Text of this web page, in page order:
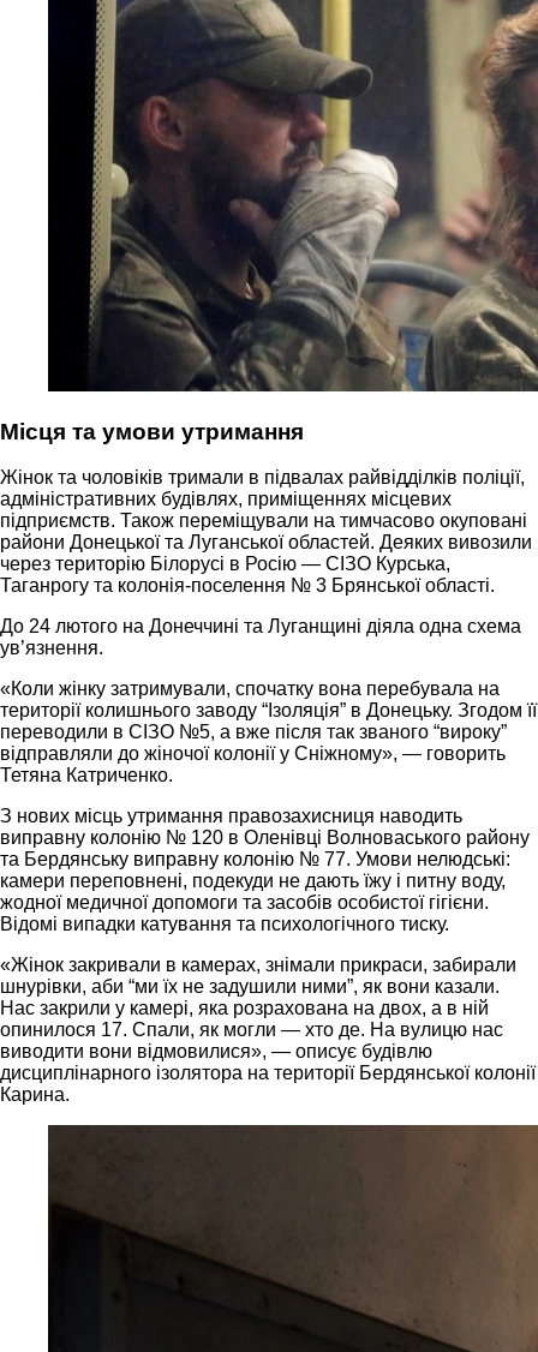
Місця та умови утримання
Жінок та чоловіків тримали в підвалах райвідділків поліції,
адміністративних будівлях, приміщеннях місцевих
підприємств. Також переміщували на тимчасово окуповані
райони Донецької та Луганської областей. Деяких вивозили
через територію Білорусі в Росію — СІЗО Курська,
Таганрогу та колонія-поселення № 3 Брянської області.
До 24 лютого на Донеччині та Луганщині діяла одна схема
ув’язнення.
«Коли жінку затримували, спочатку вона перебувала на
території колишнього заводу “Ізоляція” в Донецьку. Згодом її
переводили в СІЗО №5, а вже після так званого “вироку”
відправляли до жіночої колонії у Сніжному», — говорить
Тетяна Катриченко.
З нових місць утримання правозахисниця наводить
виправну колонію № 120 в Оленівці Волноваського району
та Бердянську виправну колонію № 77. Умови нелюдські:
камери переповнені, подекуди не дають їжу і питну воду,
жодної медичної допомоги та засобів особистої гігієни.
Відомі випадки катування та психологічного тиску.
«Жінок закривали в камерах, знімали прикраси, забирали
шнурівки, аби “ми їх не задушили ними”, як вони казали.
Нас закрили у камері, яка розрахована на двох, а в ній
опинилося 17. Спали, як могли — хто де. На вулицю нас
виводити вони відмовилися», — описує будівлю
дисциплінарного ізолятора на території Бердянської колонії
Карина.